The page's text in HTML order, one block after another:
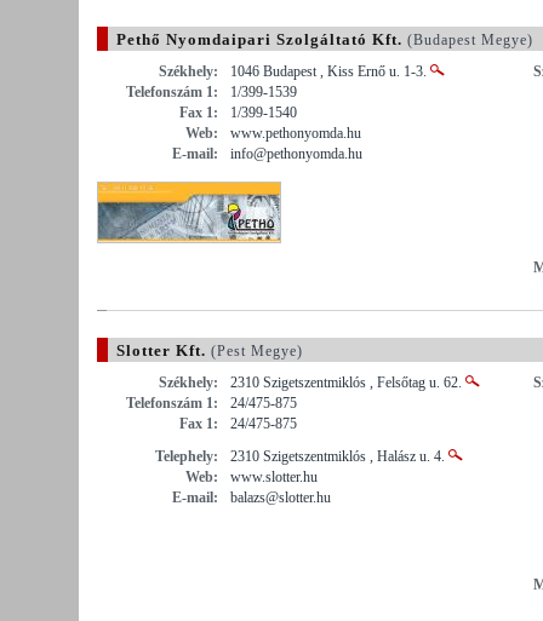
Pethő Nyomdaipari Szolgáltató Kft. (Budapest Megye)
Székhely:
1046 Budapest , Kiss Ernő u. 1-3.
Telefonszám 1:
1/399-1539
Fax 1:
1/399-1540
Web:
www.pethonyomda.hu
E-mail:
info@pethonyomda.hu
Slotter Kft. (Pest Megye)
Székhely:
2310 Szigetszentmiklós , Felsőtag u. 62.
Telefonszám 1:
24/475-875
Fax 1:
24/475-875
Telephely:
2310 Szigetszentmiklós , Halász u. 4.
Web:
www.slotter.hu
E-mail:
balazs@slotter.hu